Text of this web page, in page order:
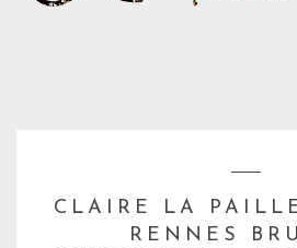
CLAIRE LA
RENNES